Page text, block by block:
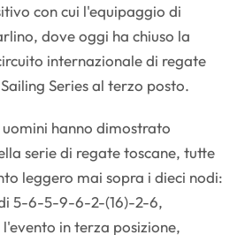
con cui l'equipaggio di
dove oggi ha chiuso la
internazionale di regate
Series al terzo posto.
uomini hanno dimostrato
serie di regate toscane, tutte
leggero mai sopra i dieci nodi:
5-6-5-9-6-2-(16)-2-6,
in terza posizione,